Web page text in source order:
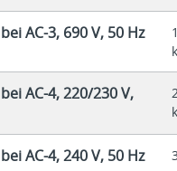
AC-3, 690 V, 50 Hz
AC-4, 220/230 V,
AC-4, 240 V, 50 Hz